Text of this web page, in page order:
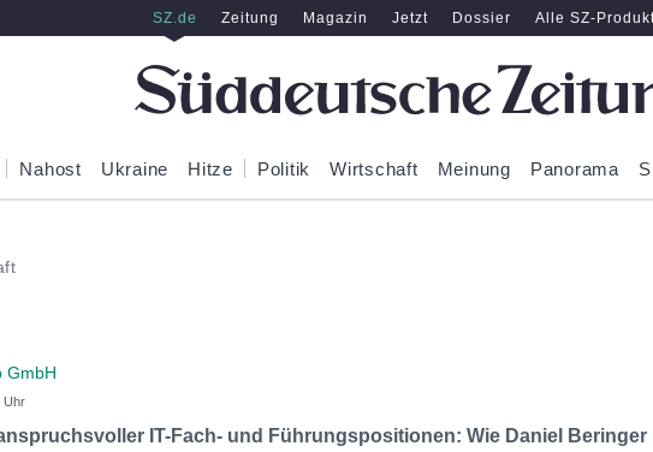
SZ.de Zeitung Magazin Jetzt Dossier Alle SZ-
Nahost Ukraine Hitze Politik Wirtschaft Meinung Panorama
GmbH
Uhr
IT-Fach- und Führungspositionen: Wie Daniel Beringer